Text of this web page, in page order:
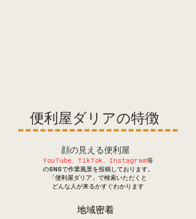
​便利屋ダリアの特徴
顔の見える便利屋
YouTube、TikTok、Instagram等
のSNSで作業風景を投稿しております。
「便利屋ダリア」で検索いただくと
​どんな人が来るかすぐわかります
​地域密着